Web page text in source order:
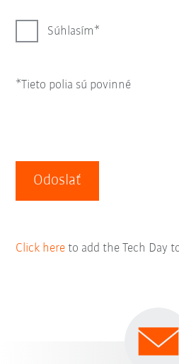
Súhlasím
*Tieto polia sú povinné
Odoslať
Click here to add the Tech Day